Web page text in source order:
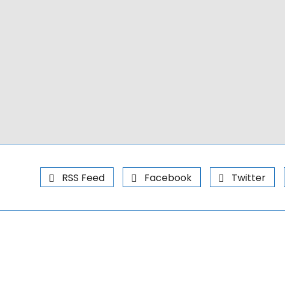
RSS Feed Facebook Twitter